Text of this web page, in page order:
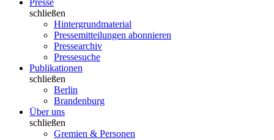
Presse
schließen
Hintergrundmaterial
Pressemitteilungen abonnieren
Pressearchiv
Pressesuche
Publikationen
schließen
Berlin
Brandenburg
Über uns
schließen
Gremien & Personen